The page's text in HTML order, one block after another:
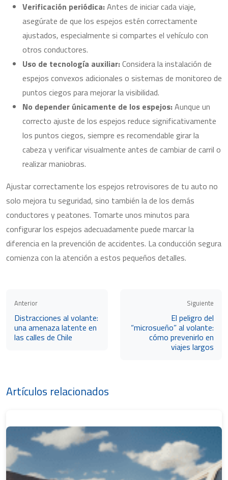
Verificación periódica:Antes de iniciar cada viaje,
asegúrate de que los espejos estén correctamente
ajustados, especialmente si compartes el vehículo con
otros conductores.
Uso de tecnología auxiliar:Considera la instalación de
espejos convexos adicionales o sistemas de monitoreo de
puntos ciegos para mejorar la visibilidad.
No depender únicamente de los espejos:Aunque un
correcto ajuste de los espejos reduce significativamente
los puntos ciegos, siempre es recomendable girar la
cabeza y verificar visualmente antes de cambiar de carril o
realizar maniobras.
Ajustar correctamente los espejos retrovisores de tu auto no
solo mejora tu seguridad, sino también la de los demás
conductores y peatones. Tomarte unos minutos para
configurar los espejos adecuadamente puede marcar la
diferencia en la prevención de accidentes. La conducción segura
comienza con la atención a estos pequeños detalles.
Anterior
Distracciones al volante:
una amenaza latente en
las calles de Chile
Siguiente
El peligro del
“microsueño” al volante:
cómo prevenirlo en
viajes largos
Artículos relacionados